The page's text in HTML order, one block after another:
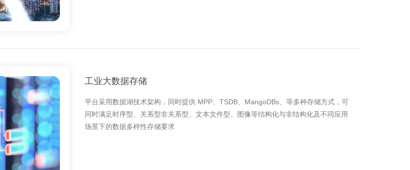
工业大数据存储
平台采用数据湖技术架构，同时提供 MPP、TSDB、MangoDBs、等多种存储方式，可
同时满足时序型、关系型非关系型、文本文件型、图像等结构化与非结构化及不同应用
场景下的数据多样性存储要求